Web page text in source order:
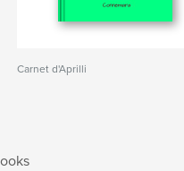
Carnet d'Aprilli